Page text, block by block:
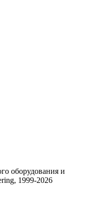
оборудования и
1999-2026